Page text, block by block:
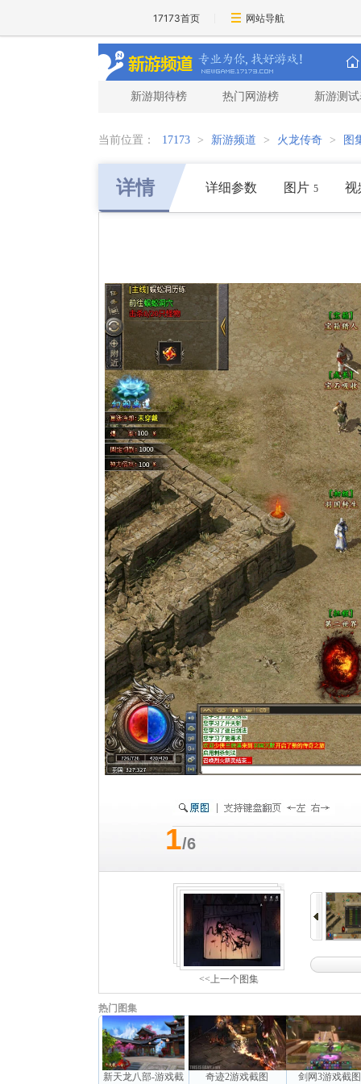
17173首页 网站导航
新游期待榜 热门网游榜 新游测
当前位置： 17173 > 新游频道 > 火龙传奇 > 图
详情 详细参数 图片 5 视
1/6
<<上一个图集
热门图集
新天龙八部-游戏截 奇迹2游戏截图 剑网3游戏截图